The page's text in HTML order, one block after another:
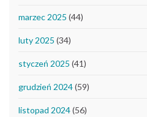
marzec 2025 (44)
luty 2025 (34)
styczeń 2025 (41)
grudzień 2024(59)
listopad 2024(56)